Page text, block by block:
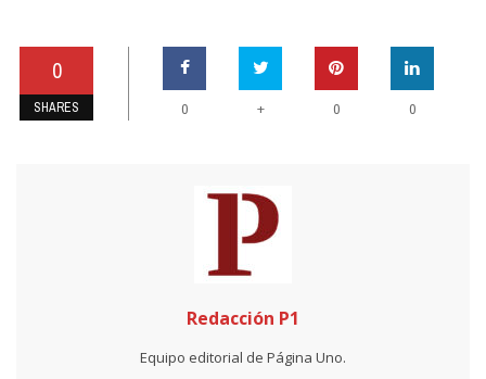
0
SHARES 0 + 0 0
Redacción P1
Equipo editorial de Página Uno.